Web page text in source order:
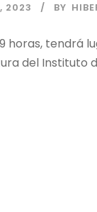
2023 BY
horas, tendrá
del Instituto